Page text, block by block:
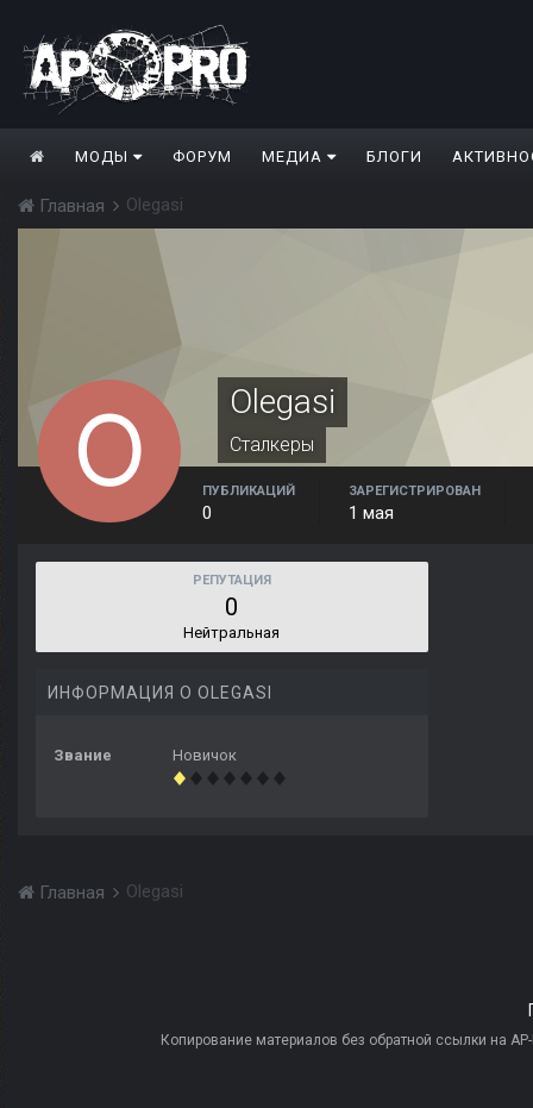
МОДЫ ФОРУМ МЕДИА БЛОГИ
Главная Olegasi
Olegasi
Сталкеры
ПУБЛИКАЦИЙ
0
ЗАРЕГИСТРИРОВАН
1 мая
РЕПУТАЦИЯ
0
Нейтральная
ИНФОРМАЦИЯ О OLEGASI
Звание Новичок
Главная Olegasi
Копирование материалов без обратной ссылки на